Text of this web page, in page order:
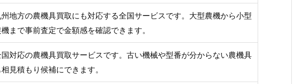
州地方の農機具買取にも対応する全国サービスです。大型農機から小型
機まで事前査定で金額感を確認できます。
対応の農機具買取サービスです。古い機械や型番が分からない農機具
相見積もり候補にできます。